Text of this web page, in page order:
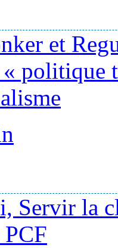
et
politique
Servir la